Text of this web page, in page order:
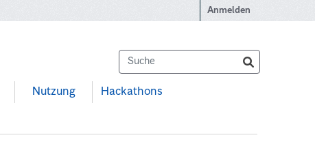
Anmelden
Nutzung Hackathons